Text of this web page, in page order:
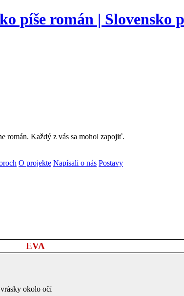
román. Každý z vás sa mohol zapojiť.
O projekte Napísali o nás Postavy
EVA
okolo očí